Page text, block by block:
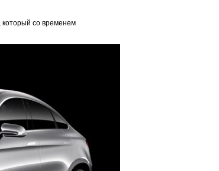
который со временем